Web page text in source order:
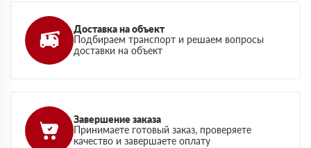
Доставка на объект
Подбираем транспорт и решаем вопросы
доставки на объект
Завершение заказа
Принимаете готовый заказ, проверяете
качество и завершаете оплату